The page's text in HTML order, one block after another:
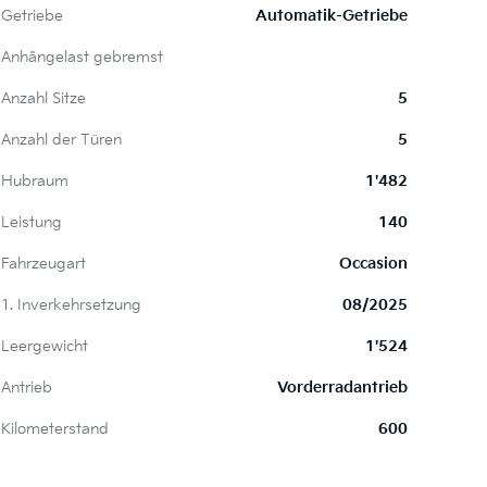
Getriebe Automatik-Getriebe
Anhängelast gebremst
Anzahl Sitze 5
Anzahl der Türen 5
Hubraum 1'482
Leistung 140
Fahrzeugart Occasion
1. Inverkehrsetzung 08/2025
Leergewicht 1'524
Antrieb Vorderradantrieb
Kilometerstand 600